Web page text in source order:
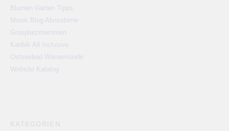
Blumen Garten Tipps
Musik Blog Abrissbirne
Grasplatzmemmen
Karibik All Inclusive
Ostseebad Warnemünde
Website Katalog